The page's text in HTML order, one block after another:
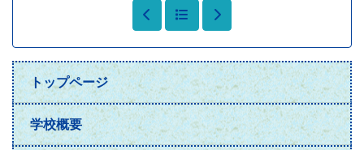
トップページ
学校概要